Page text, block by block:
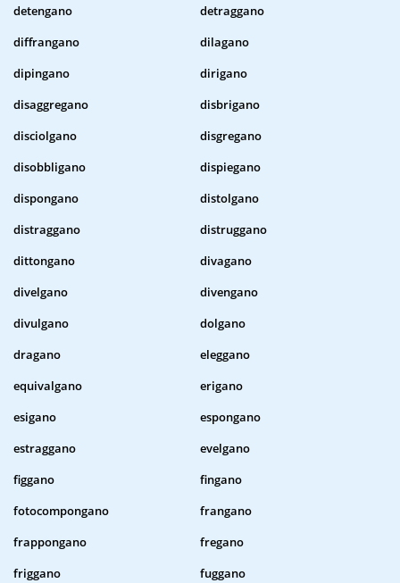
detengano
detraggano
diffrangano
dilagano
dipingano
dirigano
disaggregano
disbrigano
disciolgano
disgregano
disobbligano
dispiegano
dispongano
distolgano
distraggano
distruggano
dittongano
divagano
divelgano
divengano
divulgano
dolgano
dragano
eleggano
equivalgano
erigano
esigano
espongano
estraggano
evelgano
figgano
fingano
fotocompongano
frangano
frappongano
fregano
friggano
fuggano